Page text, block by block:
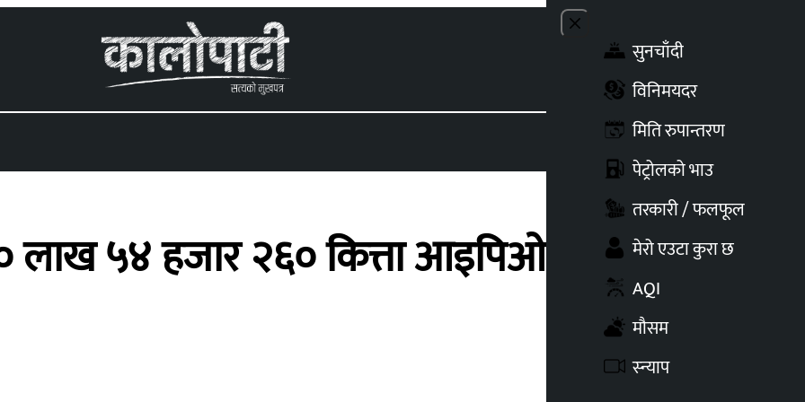
Close menu
सुनचाँदी
विनिमयदर
मिति रुपान्तरण
पेट्रोलको भाउ
तरकारी / फलफूल
मेरो एउटा कुरा छ
AQI
मौसम
स्न्याप
१० लाख ५४ हजार २६० कित्ता आइपिओ खुल्यो, कहिले